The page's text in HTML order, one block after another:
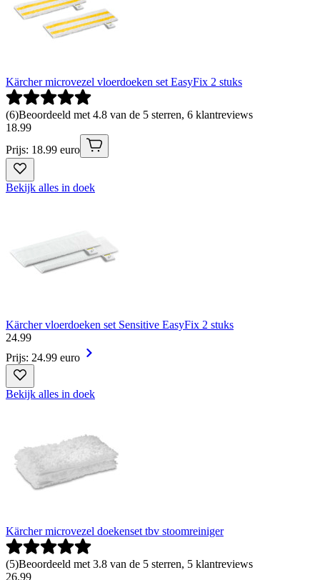
Kärcher microvezel vloerdoeken set EasyFix 2 stuks
(6)Beoordeeld met 4.8 van de 5 sterren, 6 klantreviews
18.99
Prijs: 18.99 euro
Bekijk alles in doek
Kärcher vloerdoeken set Sensitive EasyFix 2 stuks
24.99
Prijs: 24.99 euro
Bekijk alles in doek
Kärcher microvezel doekenset tbv stoomreiniger
(5)Beoordeeld met 3.8 van de 5 sterren, 5 klantreviews
26.99